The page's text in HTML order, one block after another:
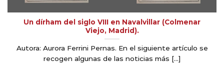
Un dírham del siglo VIII en Navalvillar (Colmenar
Viejo, Madrid).
Autora: Aurora Ferrini Pernas. En el siguiente artículo se
recogen algunas de las noticias más [...]